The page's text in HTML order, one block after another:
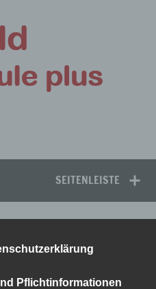
SEITENLEISTE
Pflichtinformationen